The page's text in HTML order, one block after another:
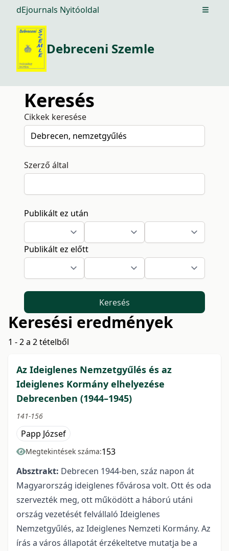
dEjournals Nyitóoldal Open
Debreceni Szemle
Keresés
Cikkek keresése
Szerző által
Publikált ez után
Publikált ez előtt
Keresés
Keresési eredmények
1 - 2 a 2 tételből
Az Ideiglenes Nemzetgyűlés és az
Ideiglenes Kormány elhelyezése
Debrecenben (1944–1945)
141-156
Papp József
Megtekintések száma:153
Absztrakt: Debrecen 1944-ben, száz napon át
Magyarország ideiglenes fővárosa volt. Ott és oda
szervezték meg, ott működött a háború utáni
ország vezetését felvállaló Ideiglenes
Nemzetgyűlés, az Ideiglenes Nemzeti Kormány. Az
írás a város állapotát érzékeltetve mutatja be a